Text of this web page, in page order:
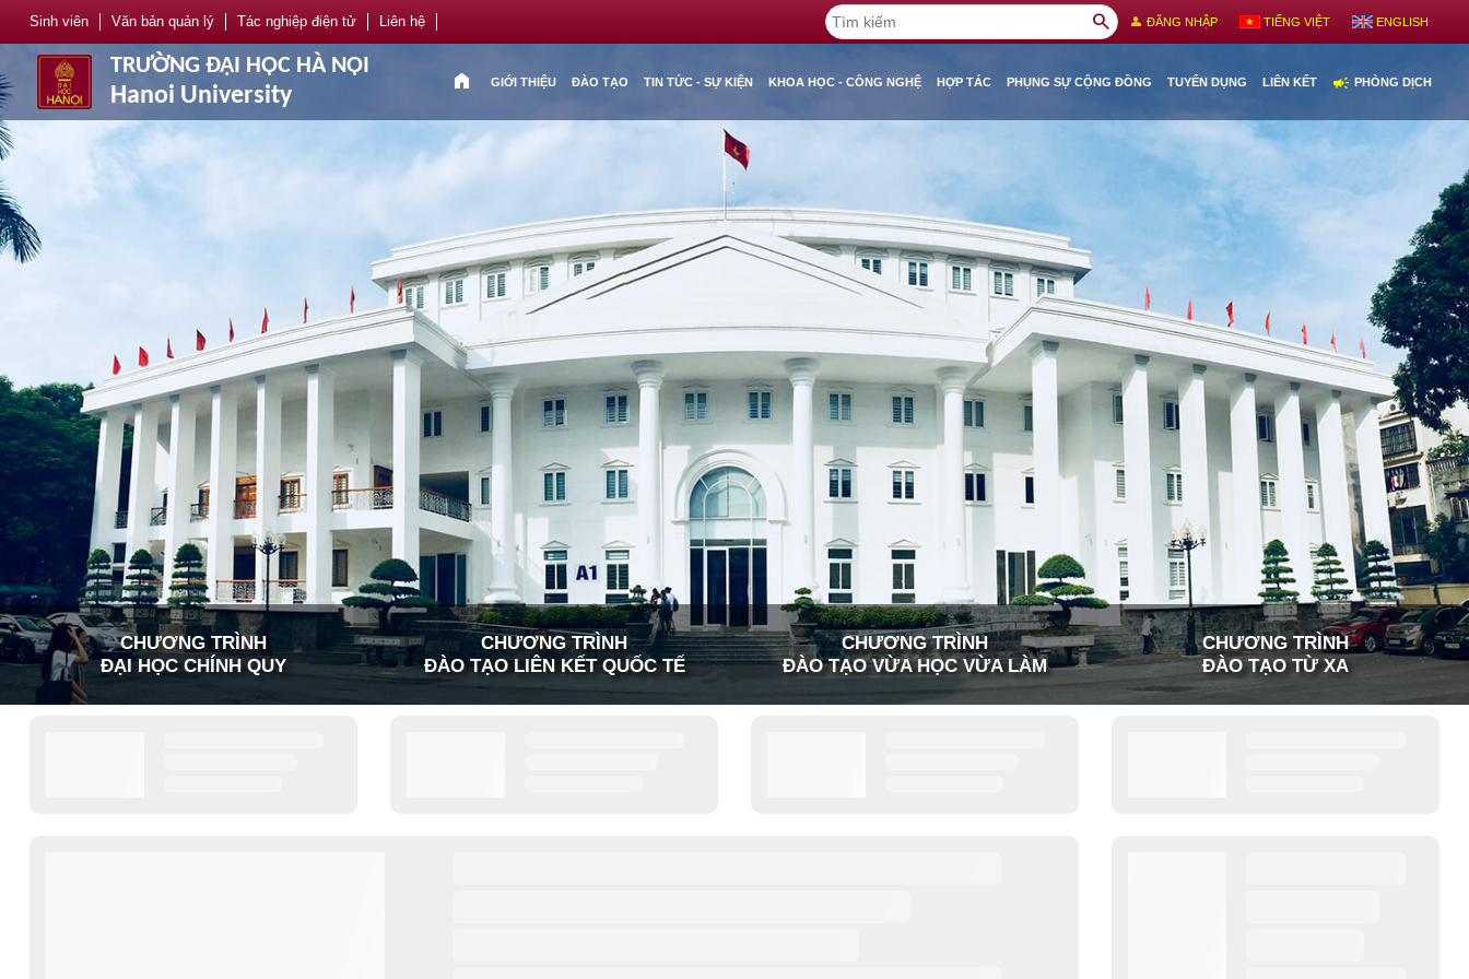
Sinh viên Văn bản quản lý Tác nghiệp điện tử Liên hệ search person ĐĂNG NHẬP TIẾNG VIỆT ENGLISH
TRƯỜNG ĐẠI HỌC HÀ NỘI
Hanoi University
home GIỚI THIỆU ĐÀO TẠO TIN TỨC - SỰ KIỆN KHOA HỌC - CÔNG NGHỆ HỢP TÁC PHỤNG SỰ CỘNG ĐỒNG TUYỂN DỤNG LIÊN KẾT campaign PHÒNG DỊCH
CHƯƠNG TRÌNH
ĐẠI HỌC CHÍNH QUY
CHƯƠNG TRÌNH
ĐÀO TẠO LIÊN KẾT QUỐC TẾ
CHƯƠNG TRÌNH
ĐÀO TẠO VỪA HỌC VỪA LÀM
CHƯƠNG TRÌNH
ĐÀO TẠO TỪ XA